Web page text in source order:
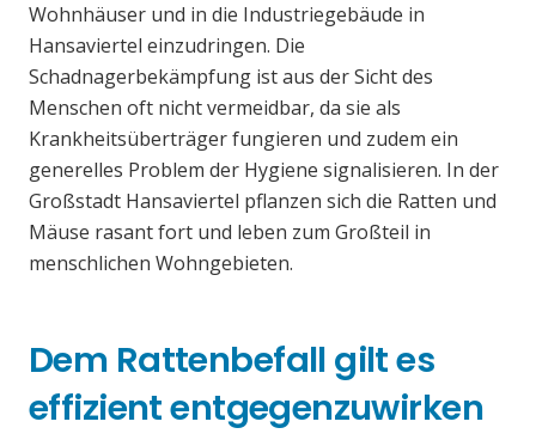
Wohnhäuser und in die Industriegebäude in
Hansaviertel einzudringen. Die
Schadnagerbekämpfung ist aus der Sicht des
Menschen oft nicht vermeidbar, da sie als
Krankheitsüberträger fungieren und zudem ein
generelles Problem der Hygiene signalisieren. In der
Großstadt Hansaviertel pflanzen sich die Ratten und
Mäuse rasant fort und leben zum Großteil in
menschlichen Wohngebieten.
Dem Rattenbefall gilt es
effizient entgegenzuwirken